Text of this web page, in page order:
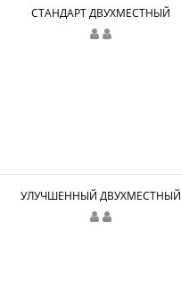
СТАНДАРТ ДВУХМЕСТНЫЙ
УЛУЧШЕННЫЙ ДВУХМЕСТНЫЙ